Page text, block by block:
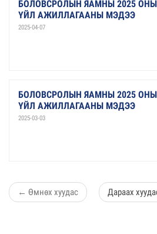
БОЛОВСРОЛЫН ЯАМНЫ 2025
ҮЙЛ АЖИЛЛАГААНЫ МЭДЭЭ
2025-04-07
БОЛОВСРОЛЫН ЯАМНЫ 2025
ҮЙЛ АЖИЛЛАГААНЫ МЭДЭЭ
2025-03-03
← Өмнөх хуудас Дараах